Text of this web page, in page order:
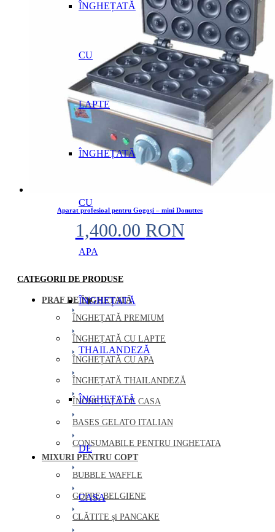
ÎNGHEȚATĂ
CU
LAPTE
ÎNGHEȚATĂ
CU
APA
ÎNGHEȚATĂ
THAILANDEZĂ
ÎNGHEȚATĂ
DE
CASA
Aparat profesioal pentru Gogoși – mini Donuttes
1,400.00 RON
CATEGORII DE PRODUSE
PRAF DE ÎNGHEȚATĂ
ÎNGHEȚATĂ PREMIUM
ÎNGHEȚATĂ CU LAPTE
ÎNGHEȚATĂ CU APA
ÎNGHEȚATĂ THAILANDEZĂ
ÎNGHEȚATĂ DE CASA
BASES GELATO ITALIAN
CONSUMABILE PENTRU INGHETATA
MIXURI PENTRU COPT
BUBBLE WAFFLE
GOFRE BELGIENE
CLĂTITE și PANCAKE